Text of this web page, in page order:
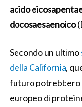
acido
docosaesaenoico
Secondo un ultimo
della California,
futuro potrebbero
europeo di